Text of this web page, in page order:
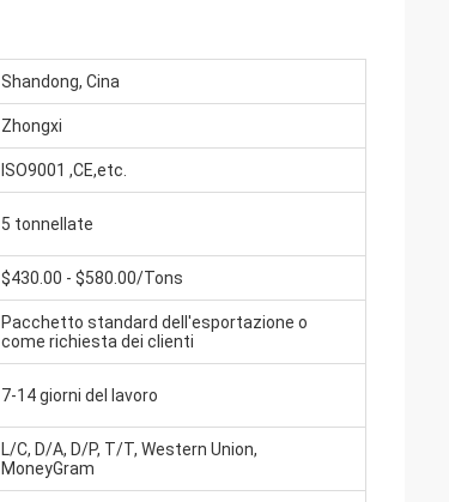
Shandong, Cina
Zhongxi
ISO9001 ,CE,etc.
5 tonnellate
$430.00 - $580.00/Tons
Pacchetto standard dell'esportazione o
come richiesta dei clienti
7-14 giorni del lavoro
L/C, D/A, D/P, T/T, Western Union,
MoneyGram